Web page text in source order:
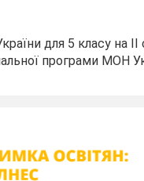
для 5 класу на
програми МОН